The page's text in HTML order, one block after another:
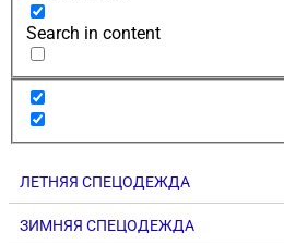
Search in content
ЛЕТНЯЯ СПЕЦОДЕЖДА
ЗИМНЯЯ СПЕЦОДЕЖДА